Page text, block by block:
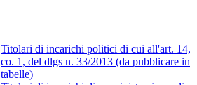
Titolari di incarichi politici di cui all'art. 14,
co. 1, del dlgs n. 33/2013 (da pubblicare in
tabelle)